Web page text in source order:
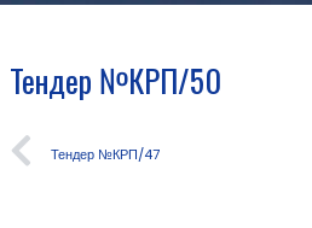
Тендер №КРП/50
Тендер №КРП/47